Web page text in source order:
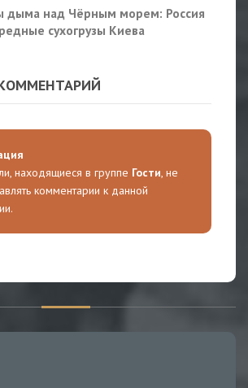
дыма над Чёрным морем: Россия
сухогрузы Киева
находящиеся в группе Гости, не
комментарии к данной